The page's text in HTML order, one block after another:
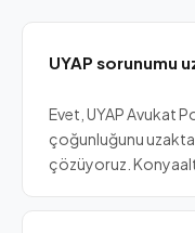
UYAP sorunumu
Evet, UYAP Avukat
çoğunluğunu
çözüyoruz.